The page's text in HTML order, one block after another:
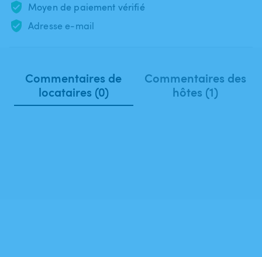
Moyen de paiement vérifié
Adresse e-mail
Commentaires de
locataires (0)
Commentaires des
hôtes (1)